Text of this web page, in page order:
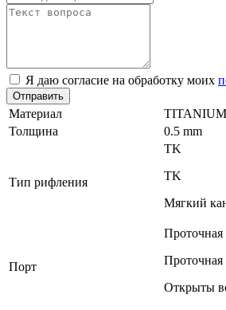
Я даю согласие на обработку моих
Отправить
Материал
Толщина
0.5 mm
Тип рифления
TK
TK
Мягкий
Порт
Проточная
Проточная
Открыты